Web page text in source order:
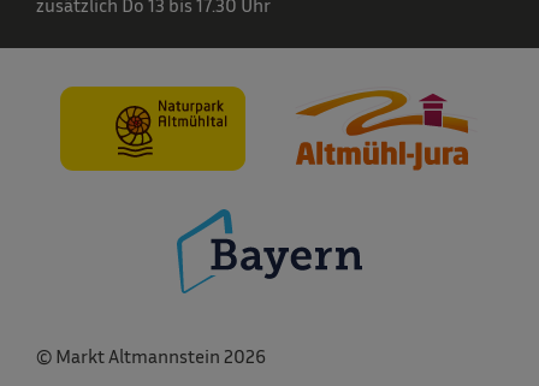
zusätzlich Do 13 bis 17.30 Uhr
© Markt Altmannstein 2026